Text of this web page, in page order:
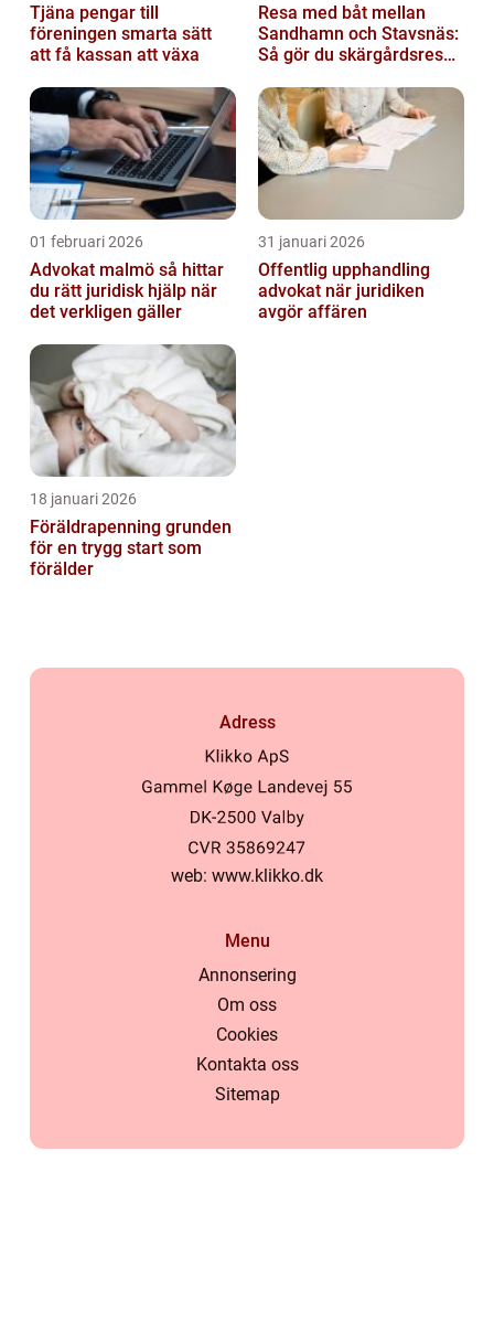
Tjäna pengar till
föreningen smarta sätt
att få kassan att växa
Resa med båt mellan
Sandhamn och Stavsnäs:
Så gör du skärgårdsresan
01 februari 2026
Advokat malmö så hittar
du rätt juridisk hjälp när
det verkligen gäller
31 januari 2026
Offentlig upphandling
advokat när juridiken
avgör affären
18 januari 2026
Föräldrapenning grunden
för en trygg start som
förälder
Adress
web: www.klikko.dk
Menu
Annonsering
Om oss
Cookies
Kontakta oss
Sitemap